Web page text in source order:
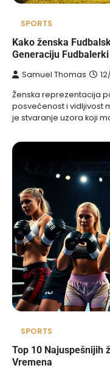
SPORTS
Kako ženska
Generaciju Fudbalerki
Samuel Thomas
Ženska reprezentacija
posvećenost i vidljivost
je stvaranje uzora koji
SPORTS
Top 10 Najuspešnijih
Vremena